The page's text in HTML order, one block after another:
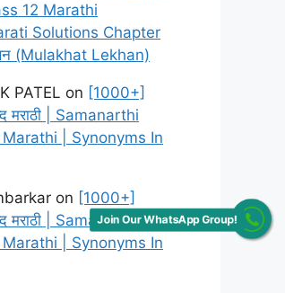
12 Marathi
Solutions Chapter
(Mulakhat Lekhan)
PATEL on [1000+]
मराठी | Samanarthi
| Synonyms In
on [1000+]
मराठी | Samanarthi
| Synonyms In
Join Our WhatsApp Group!